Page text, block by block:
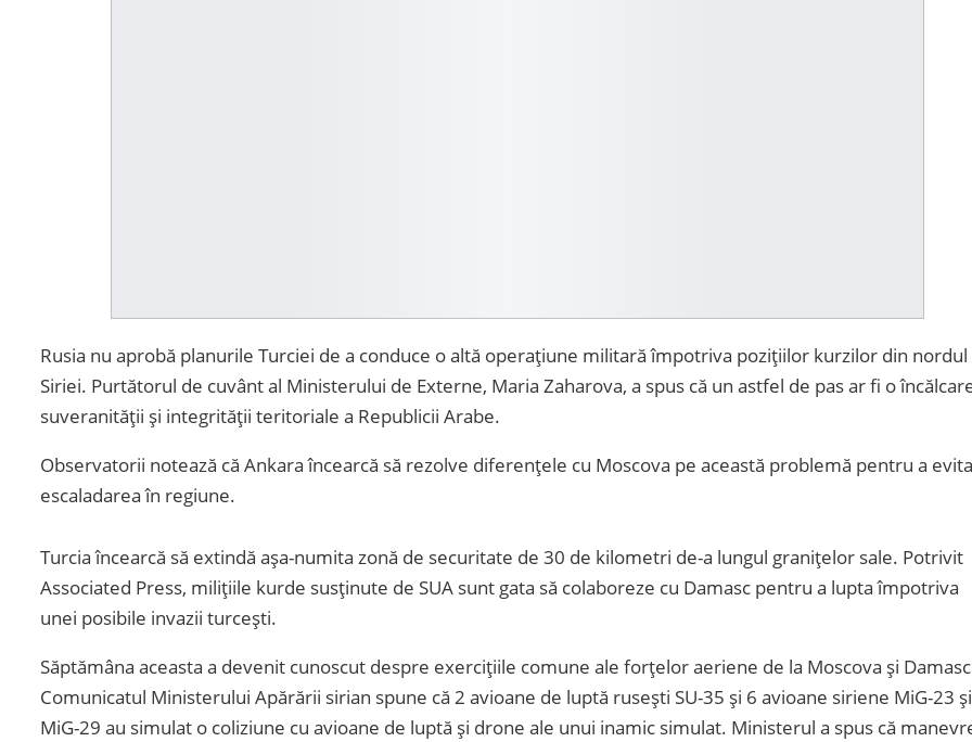
Rusia nu aprobă planurile Turciei de a conduce o altă operațiune militară împotriva pozițiilor kurzilor din nordul
Siriei. Purtătorul de cuvânt al Ministerului de Externe, Maria Zaharova, a spus că un astfel de pas ar fi o
suveranității și integrității teritoriale a Republicii Arabe.
Observatorii notează că Ankara încearcă să rezolve diferențele cu Moscova pe această problemă pentru a evita
escaladarea în regiune.
Turcia încearcă să extindă așa-numita zonă de securitate de 30 de kilometri de-a lungul granițelor sale. Potrivit
Associated Press, milițiile kurde susținute de SUA sunt gata să colaboreze cu Damasc pentru a lupta împotriva
unei posibile invazii turcești.
Săptămâna aceasta a devenit cunoscut despre exercițiile comune ale forțelor aeriene de la Moscova și
Comunicatul Ministerului Apărării sirian spune că 2 avioane de luptă rusești SU-35 și 6 avioane siriene MiG-23 și
MiG-29 au simulat o coliziune cu avioane de luptă și drone ale unui inamic simulat. Ministerul a spus că